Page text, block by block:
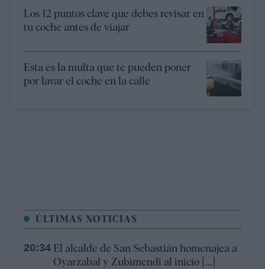
Los 12 puntos clave que debes revisar en
tu coche antes de viajar
Esta es la multa que te pueden poner
por lavar el coche en la calle
ÚLTIMAS NOTICIAS
20:34 El alcalde de San Sebastián homenajea a
Oyarzabal y Zubimendi al inicio [...]